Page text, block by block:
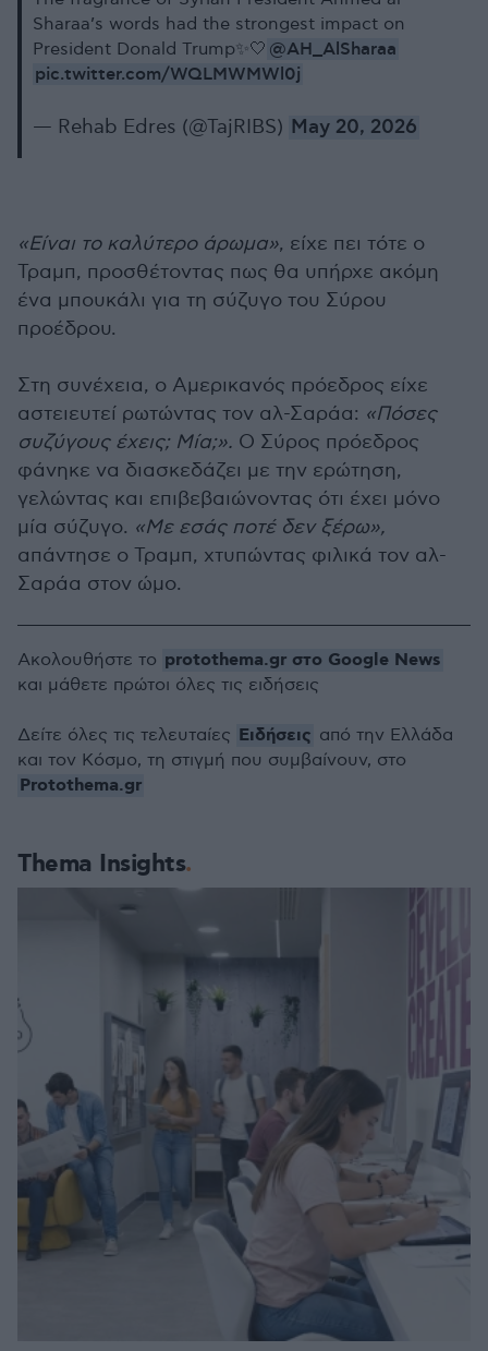
Sharaa’s words had the strongest impact on
President Donald Trump✨🤍 @AH_AlSharaa
pic.twitter.com/WQLMWMWl0j
— Rehab Edres (@TajRIBS) May 20, 2026
«Είναι το καλύτερο άρωμα», είχε πει τότε ο
Τραμπ, προσθέτοντας πως θα υπήρχε ακόμη
ένα μπουκάλι για τη σύζυγο του Σύρου
προέδρου.
Στη συνέχεια, ο Αμερικανός πρόεδρος είχε
αστειευτεί ρωτώντας τον αλ-Σαράα: «Πόσες
συζύγους έχεις; Μία;». Ο Σύρος πρόεδρος
φάνηκε να διασκεδάζει με την ερώτηση,
γελώντας και επιβεβαιώνοντας ότι έχει μόνο
μία σύζυγο. «Με εσάς ποτέ δεν ξέρω»,
απάντησε ο Τραμπ, χτυπώντας φιλικά τον αλ-
Σαράα στον ώμο.
Thema Insights
Ακολουθήστε το protothema.gr στο Google News
και μάθετε πρώτοι όλες τις ειδήσεις
Δείτε όλες τις τελευταίες Ειδήσεις από την Ελλάδα
και τον Κόσμο, τη στιγμή που συμβαίνουν, στο
Protothema.gr